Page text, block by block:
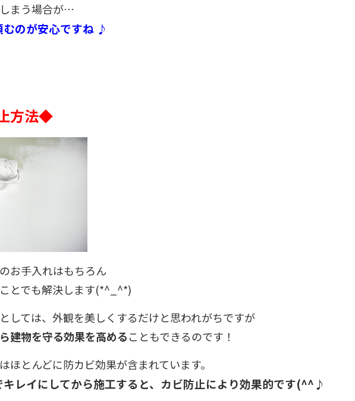
まう場合が…
むのが安心ですね ♪
方法◆
お手入れはもちろん
とでも解決します(*^_^*)
しては、外観を美しくするだけと思われがちですが
建物を守る効果を高めることもできるのです！
ほとんどに防カビ効果が含まれています。
キレイにしてから施工すると、カビ防止により効果的です(^^♪